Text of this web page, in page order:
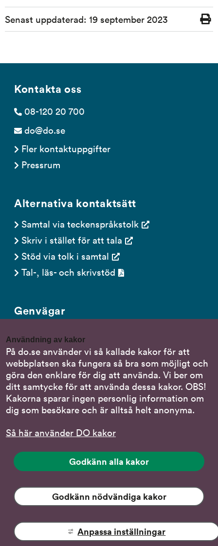
Användning av kakor
På do.se använder vi så kallade kakor för att
webbplatsen ska fungera så bra som möjligt och
göra den enklare för dig att använda. Vi ber om
ditt samtycke för att använda dessa kakor. OBS!
Kakorna sparar ingen personlig information om
dig som besökare och är alltså helt anonyma.
Så här använder DO kakor
Godkänn alla kakor
Godkänn nödvändiga kakor
Anpassa inställningar
Sidinformation
Senast uppdaterad: 19 september 2023
Skriv
ut
Kontakta oss
08-120 20 700
do@do.se
Fler kontaktuppgifter
Pressrum
Alternativa kontaktsätt
Samtal via teckenspråkstolk
Skriv i stället för att tala
Stöd via tolk i samtal
Tal-, läs- och skrivstöd
Genvägar
Nationella minoritetsspråk
Om DO:s webbplats
Behandling av personuppgifter
Följ oss
DO på LinkedIn
på
LinkedIn,
till
annan
DO på Instagram
(DO
Instagram,
länk
till
annan
webbplats)
(DO
på
Facebook,
till
annan
DO på YouTube
(DO:s
kanal,
länk
Tillgänglighet